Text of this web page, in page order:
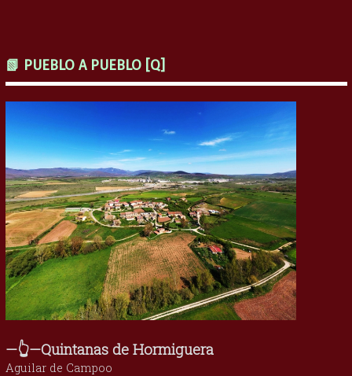
📗 PUEBLO A PUEBLO [Q]
—👆—Quintanas de Hormiguera
Aguilar de Campoo